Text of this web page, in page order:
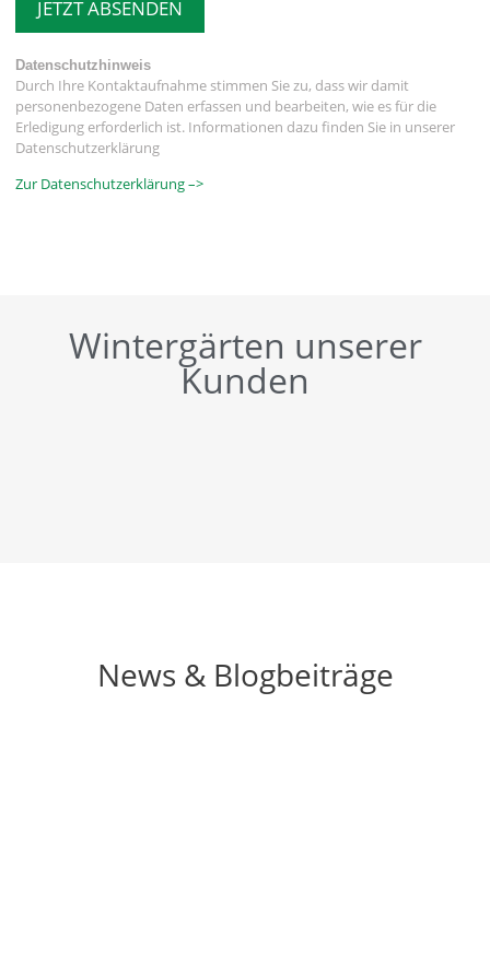
JETZT ABSENDEN
Datenschutzhinweis
Durch Ihre Kontaktaufnahme stimmen Sie zu, dass wir damit
personenbezogene Daten erfassen und bearbeiten, wie es für die
Erledigung erforderlich ist. Informationen dazu finden Sie in unserer
Datenschutzerklärung
Zur Datenschutzerklärung –>
Wintergärten unserer
Kunden
News & Blogbeiträge